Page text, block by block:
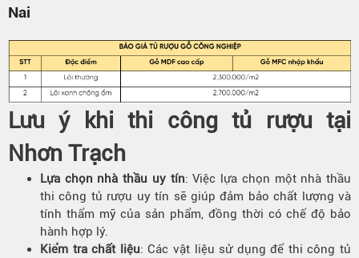
Nai
Lưu ý khi thi công tủ rượu tại
Nhơn Trạch
Lựa chọn nhà thầu uy tín: Việc lựa chọn một nhà thầu
thi công tủ rượu uy tín sẽ giúp đảm bảo chất lượng và
tính thẩm mỹ của sản phẩm, đồng thời có chế độ bảo
hành hợp lý.
Kiểm tra chất liệu: Các vật liệu sử dụng để thi công tủ